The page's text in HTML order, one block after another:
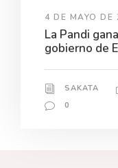
4 DE MAYO DE
La Pandi
gobierno de
SAKATA
0